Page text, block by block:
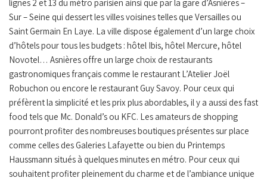
lignes 2 et 13 du métro parisien ainsi que par la gare d’Asnières –
Sur – Seine qui dessert les villes voisines telles que Versailles ou
Saint Germain En Laye. La ville dispose également d’un large choix
d’hôtels pour tous les budgets : hôtel Ibis, hôtel Mercure, hôtel
Novotel… Asnières offre un large choix de restaurants
gastronomiques français comme le restaurant L’Atelier Joël
Robuchon ou encore le restaurant Guy Savoy. Pour ceux qui
préfèrent la simplicité et les prix plus abordables, il y a aussi des fast
food tels que Mc. Donald’s ou KFC. Les amateurs de shopping
pourront profiter des nombreuses boutiques présentes sur place
comme celles des Galeries Lafayette ou bien du Printemps
Haussmann situés à quelques minutes en métro. Pour ceux qui
souhaitent profiter pleinement du charme et de l’ambiance unique